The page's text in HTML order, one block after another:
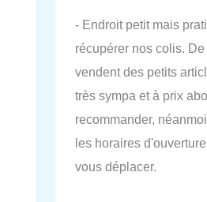
- Endroit petit mais
récupérer nos colis.
vendent des petits
très sympa et à prix
recommander,
les horaires
vous déplacer.